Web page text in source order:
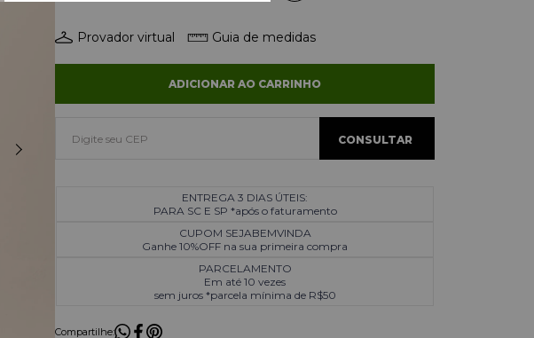
Provador virtual Guia de medidas
ADICIONAR AO CARRINHO
ENTREGA 3 DIAS ÚTEIS:
PARA SC E SP *após o faturamento
CUPOM SEJABEMVINDA
Ganhe 10%OFF na sua primeira compra
PARCELAMENTO
Em até 10 vezes
sem juros *parcela mínima de R$50
Compartilhe: